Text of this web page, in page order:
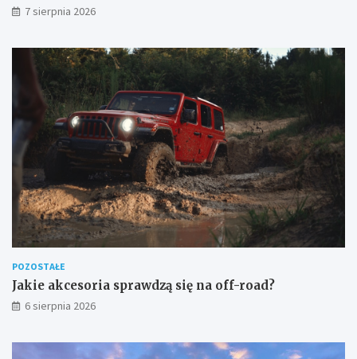
7 sierpnia 2026
POZOSTAŁE
Jakie akcesoria sprawdzą się na off-road?
6 sierpnia 2026